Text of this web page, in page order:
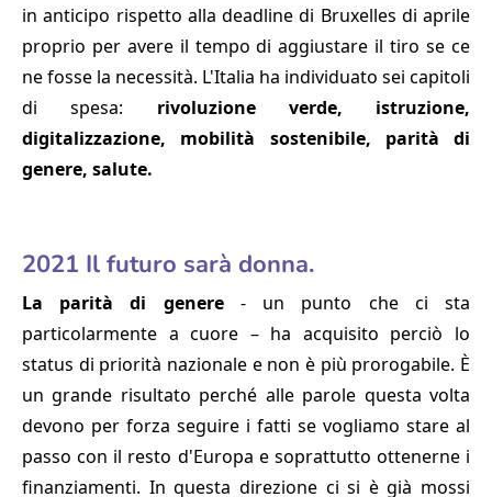
in anticipo rispetto alla deadline di Bruxelles di aprile
proprio per avere il tempo di aggiustare il tiro se ce
ne fosse la necessità. L'Italia ha individuato sei capitoli
di spesa: rivoluzione verde, istruzione,
digitalizzazione, mobilità sostenibile, parità di
genere, salute.
2021 Il futuro sarà donna.
La parità di genere - un punto che ci sta
particolarmente a cuore – ha acquisito perciò lo
status di priorità nazionale e non è più prorogabile. È
un grande risultato perché alle parole questa volta
devono per forza seguire i fatti se vogliamo stare al
passo con il resto d'Europa e soprattutto ottenerne i
finanziamenti. In questa direzione ci si è già mossi